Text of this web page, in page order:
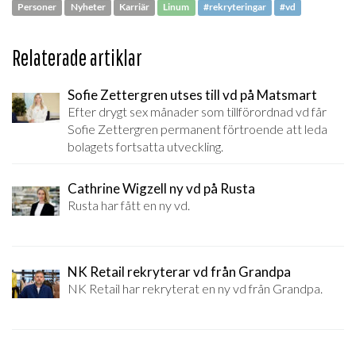
Personer Nyheter Karriär Linum #rekryteringar #vd
Relaterade artiklar
Sofie Zettergren utses till vd på Matsmart
Efter drygt sex månader som tillförordnad vd får
Sofie Zettergren permanent förtroende att leda
bolagets fortsatta utveckling.
Cathrine Wigzell ny vd på Rusta
Rusta har fått en ny vd.
NK Retail rekryterar vd från Grandpa
NK Retail har rekryterat en ny vd från Grandpa.